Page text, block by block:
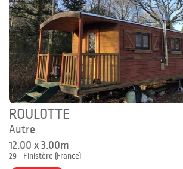
ROULOTTE
Autre
12.00 x 3.00m
29 - Finistère (France)